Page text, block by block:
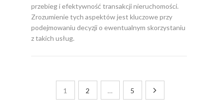
przebieg i efektywność transakcji nieruchomości.
Zrozumienie tych aspektów jest kluczowe przy
podejmowaniu decyzji o ewentualnym skorzystaniu
z takich usług.
1 2 … 5